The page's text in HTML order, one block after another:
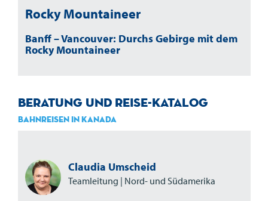
Rocky Mountaineer
Banff – Vancouver: Durchs Gebirge mit dem
Rocky Mountaineer
Beratung und Reise-Katalog
Bahnreisen in Kanada
Claudia Umscheid
Teamleitung | Nord- und Südamerika